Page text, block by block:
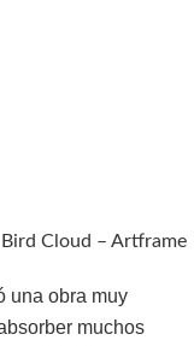
Bird Cloud – Artframe
una obra muy
muchos